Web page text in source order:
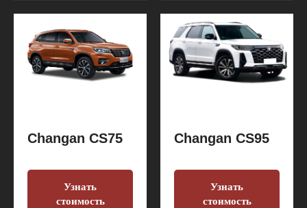
Changan CS75
Узнать
стоимость
Changan CS95
Узнать
стоимость